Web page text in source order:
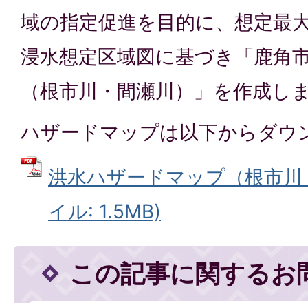
域の指定促進を目的に、想定最
浸水想定区域図に基づき「鹿角
（根市川・間瀬川）」を作成し
ハザードマップは以下からダウ
洪水ハザードマップ（根市
イル: 1.5MB)
この記事に関するお